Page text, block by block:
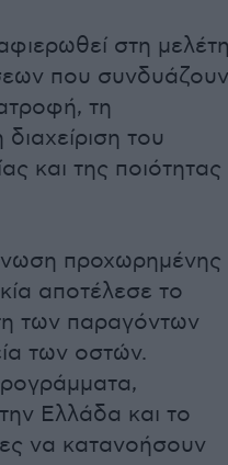
στη
που συνδυάζουν
τη
του
και της ποιότητας
προχωρημένης
αποτέλεσε το
των παραγόντων
των οστών.
Ελλάδα και το
να κατανοήσουν